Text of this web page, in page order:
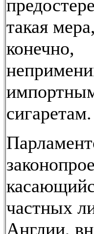
такая мера,
конечно,
сигаретам.
частных
Англии,